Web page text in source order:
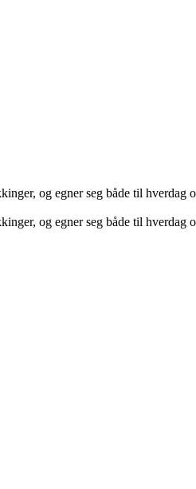
og egner seg både til hverdag
og egner seg både til hverdag